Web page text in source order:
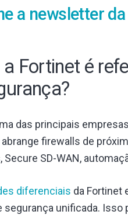
a newsletter
a Fortinet é
das principais
firewalls de
SD-WAN,
diferenciais da Fortinet
segurança unificada.